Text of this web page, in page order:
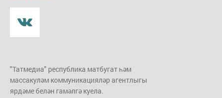
"Татмедиа" республика матбугат һәм
массакуләм коммуникацияләр агентлыгы
ярдәме белән гамәлгә куела.